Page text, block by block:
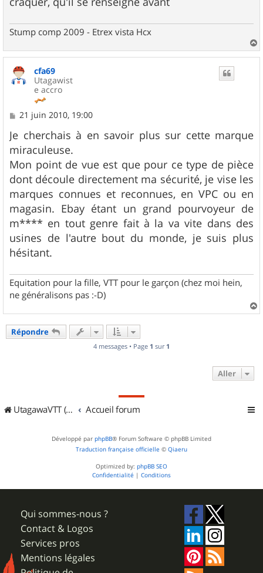
Stump comp 2009 - Etrex vista Hcx
a
cfa69
Utagawist
e accro
M
s
s
a
g
e
21 juin 2010, 19:00
Je cherchais à en savoir plus sur cette marque
miraculeuse.
Mon point de vue est que pour ce type de pièce
dont découle directement ma sécurité, je vise les
marques connues et reconnues, en VPC ou en
magasin. Ebay étant un grand pourvoyeur de
m**** en tout genre fait à la va vite dans des
usines de l'autre bout du monde, je suis plus
hésitant.
Equitation pour la fille, VTT pour le garçon (chez moi hein,
ne généralisons pas :-D)
a
Répondre
4 messages • Page 1 sur 1
Aller
UtagawaVTT (Randos VTT et VTTAE avec traces GPS) Accueil forum
Développé par phpBB® Forum Software © phpBB Limited
Traduction française officielle © Qiaeru
Optimized by: phpBB SEO
Confidentialité | Conditions
Qui sommes-nous ?
Contact & Logos
Services pros
Mentions légales